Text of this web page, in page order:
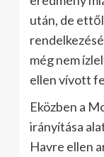
után, de
még nem
ellen vívott
Eközben a
irányítása
Havre ellen